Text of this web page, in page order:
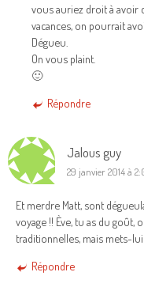
vous auriez droit à avoir
vacances, on pourrait
Dégueu.
On vous plaint.
🙂
Répondre
Jalous guy
29 janvier 2014 à
Et merdre Matt, sont
voyage !! Ève, tu as du goût,
traditionnelles, mais mets-
Répondre